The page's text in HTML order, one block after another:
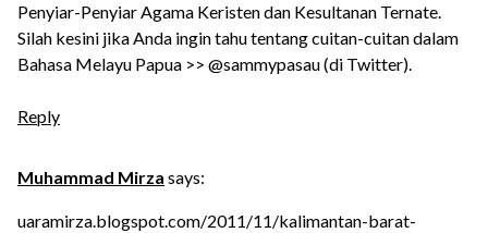
Penyiar-Penyiar Agama Keristen dan Kesultanan Ternate.
Silah kesini jika Anda ingin tahu tentang cuitan-cuitan dalam
Bahasa Melayu Papua >> @sammypasau (di Twitter).
Reply
Muhammad Mirza says:
uaramirza.blogspot.com/2011/11/kalimantan-barat-